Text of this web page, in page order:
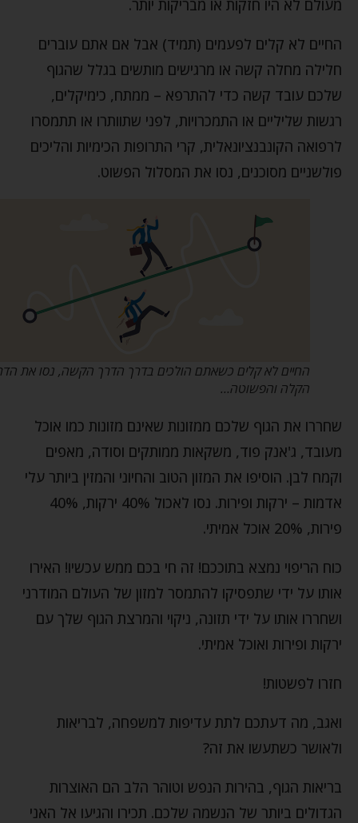
מעולם לא היו חזקות או מבריקות יותר.
החיים לא קלים לפעמים (תמיד) אבל אם אתם עוברים
חלילה מחלה קשה או מרגישים מותשים בגלל שהגוף
שלכם עובד קשה כדי להתרפא – ממתח, כימיקלים,
רגשות שליליים או התמכרויות, לפני שתוותרו או תתמסרו
לרפואה הקונבנציונאלית, קרי התרופות הכימיות והליכים
פולשניים מסוכנים, נסו את המסלול הפשוט.
החיים לא קלים כשאתם הולכים בדרך הדרך הקשה, נסו את הדרך
הקלה והפשוטה…
שחררו את הגוף שלכם ממזונות שאינם מזונות כמו אוכל
מעובד, ג'אנק פוד, משקאות ממותקים וסודה, מאפים
וקמח לבן. הוסיפו את המזון הטוב והחיוני והמזין ביותר עלי
אדמות – ירקות ופירות. נסו לאכול 40% ירקות, 40%
פירות, 20% אוכל אמיתי.
כוח הריפוי נמצא בתוככם! זה חי בכם ממש עכשיו! האירו
אותו על ידי שתפסיקו להתמסר למזון של העולם המודרני
ושחררו אותו על ידי תזונה, ניקוי והמרצת הגוף שלך עם
ירקות ופירות ואוכל אמיתי.
חזרו לפשטות!
ואגב, מה דעתכם לתת עדיפות למשפחה, לבריאות
ולאושר כשתעשו את זה?
בריאות הגוף, בהירות הנפש וטוהר הלב הם האוצרות
הגדולים ביותר של הנשמה שלכם. תכירו והגיעו אל האני